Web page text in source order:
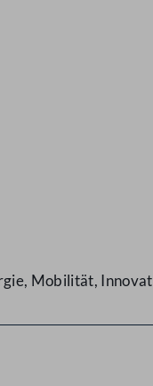
Mobilität,